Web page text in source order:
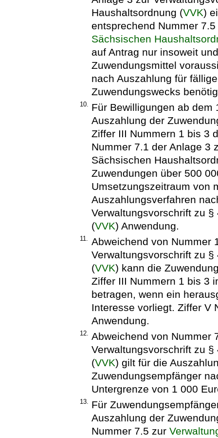
Haushaltsordnung (VVK)
entsprechend Nummer
Sächsischen
auf Antrag nur insoweit
Zuwendungsmittel
nach Auszahlung für
Zuwendungswecks
10. Für Bewilligungen ab dem
Auszahlung der
Ziffer III Nummern 1 bis 3
Nummer 7.1 der Anlage 3
Sächsischen
Zuwendungen über 500
Umsetzungszeitraum von
Auszahlungsverfahren
Verwaltungsvorschrift zu
(VVK) Anwendung.
11. Abweichend von Nummer
Verwaltungsvorschrift zu
(VVK) kann die
Ziffer III Nummern 1 bis 3
betragen, wenn ein
Interesse vorliegt. Ziffer V
Anwendung.
12. Abweichend von Nummer
Verwaltungsvorschrift zu
(VVK) gilt für die
Zuwendungsempfänger
Untergrenze von 1 000
13. Für
Auszahlung der
Nummer 7.5 zur